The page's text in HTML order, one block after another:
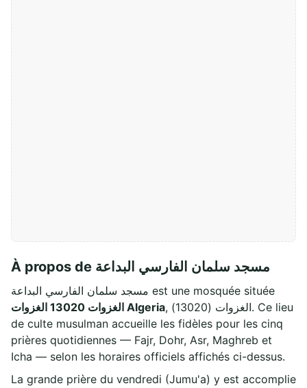
À propos de مسجد سلمان الفارسي البداعة
مسجد سلمان الفارسي البداعة est une mosquée située
الغزوات 13020 الغزوات Algeria, الغزوات (13020). Ce lieu
de culte musulman accueille les fidèles pour les cinq
prières quotidiennes — Fajr, Dohr, Asr, Maghreb et
Icha — selon les horaires officiels affichés ci-dessus.
La grande prière du vendredi (Jumu'a) y est accomplie